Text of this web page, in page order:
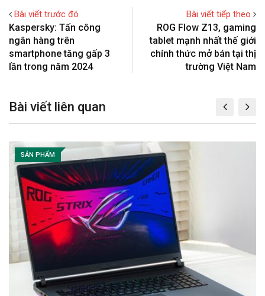
e
a
Bài viết trước đó
Kaspersky: Tấn công
ngân hàng trên
smartphone tăng gấp 3
lần trong năm 2024
Bài viết tiếp theo
ROG Flow Z13, gaming
tablet mạnh nhất thế giới
chính thức mở bán tại thị
trường Việt Nam
Bài viết liên quan
SẢN PHẨM